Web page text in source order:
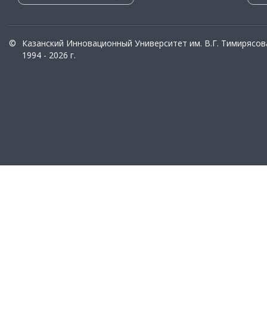
©
Казанский Инновационный Университет им. В.Г.
1994 - 2026 г.